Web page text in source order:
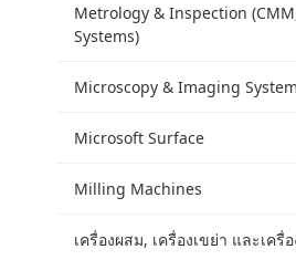
Metrology & Inspection
Systems)
Microscopy & Imaging
Microsoft Surface
Milling Machines
เครื่องผสม, เครื่องเขย่า และเครื่